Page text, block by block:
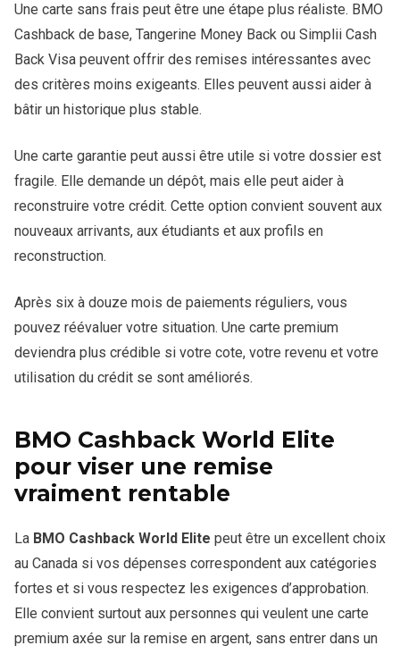
Une carte sans frais peut être une étape plus réaliste. BMO
Cashback de base, Tangerine Money Back ou Simplii Cash
Back Visa peuvent offrir des remises intéressantes avec
des critères moins exigeants. Elles peuvent aussi aider à
bâtir un historique plus stable.
Une carte garantie peut aussi être utile si votre dossier est
fragile. Elle demande un dépôt, mais elle peut aider à
reconstruire votre crédit. Cette option convient souvent aux
nouveaux arrivants, aux étudiants et aux profils en
reconstruction.
Après six à douze mois de paiements réguliers, vous
pouvez réévaluer votre situation. Une carte premium
deviendra plus crédible si votre cote, votre revenu et votre
utilisation du crédit se sont améliorés.
BMO Cashback World Elite
pour viser une remise
vraiment rentable
La BMO Cashback World Elite peut être un excellent choix
au Canada si vos dépenses correspondent aux catégories
fortes et si vous respectez les exigences d’approbation.
Elle convient surtout aux personnes qui veulent une carte
premium axée sur la remise en argent, sans entrer dans un